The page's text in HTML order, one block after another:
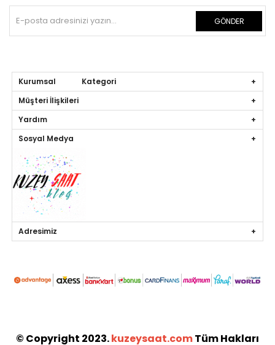
GÖNDER
Kurumsal Kategori
Müşteri İlişkileri
Yardım
Sosyal Medya
Adresimiz
© Copyright 2023.kuzeysaat.comTüm Hakları